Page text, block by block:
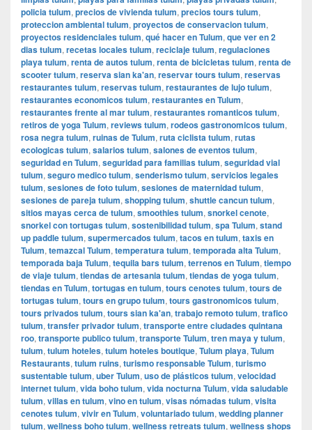
policia tulum, precios de vivienda tulum, precios tours tulum,
proteccion ambiental tulum, proyectos de conservacion tulum,
proyectos residenciales tulum, qué hacer en Tulum, que ver en 2
dias tulum, recetas locales tulum, reciclaje tulum, regulaciones
playa tulum, renta de autos tulum, renta de bicicletas tulum, renta de
scooter tulum, reserva sian ka'an, reservar tours tulum, reservas
restaurantes tulum, reservas tulum, restaurantes de lujo tulum,
restaurantes economicos tulum, restaurantes en Tulum,
restaurantes frente al mar tulum, restaurantes romanticos tulum,
retiros de yoga Tulum, reviews tulum, rodeos gastronomicos tulum,
rosa negra tulum, ruinas de Tulum, ruta ciclista tulum, rutas
ecologicas tulum, salarios tulum, salones de eventos tulum,
seguridad en Tulum, seguridad para familias tulum, seguridad vial
tulum, seguro medico tulum, senderismo tulum, servicios legales
tulum, sesiones de foto tulum, sesiones de maternidad tulum,
sesiones de pareja tulum, shopping tulum, shuttle cancun tulum,
sitios mayas cerca de tulum, smoothies tulum, snorkel cenote,
snorkel con tortugas tulum, sostenibilidad tulum, spa Tulum, stand
up paddle tulum, supermercados tulum, tacos en tulum, taxis en
Tulum, temazcal Tulum, temperatura tulum, temporada alta Tulum,
temporada baja Tulum, tequila bars tulum, terrenos en Tulum, tiempo
de viaje tulum, tiendas de artesania tulum, tiendas de yoga tulum,
tiendas en Tulum, tortugas en tulum, tours cenotes tulum, tours de
tortugas tulum, tours en grupo tulum, tours gastronomicos tulum,
tours privados tulum, tours sian ka'an, trabajo remoto tulum, trafico
tulum, transfer privador tulum, transporte entre ciudades quintana
roo, transporte publico tulum, transporte Tulum, tren maya y tulum,
tulum, tulum hoteles, tulum hoteles boutique, Tulum playa, Tulum
Restaurants, tulum ruins, turismo responsable Tulum, turismo
sustentable tulum, uber Tulum, uso de plásticos tulum, velocidad
internet tulum, vida boho tulum, vida nocturna Tulum, vida saludable
tulum, villas en tulum, vino en tulum, visas nómadas tulum, visita
cenotes tulum, vivir en Tulum, voluntariado tulum, wedding planner
tulum, wellness boho tulum, wellness retreats tulum, wellness shops